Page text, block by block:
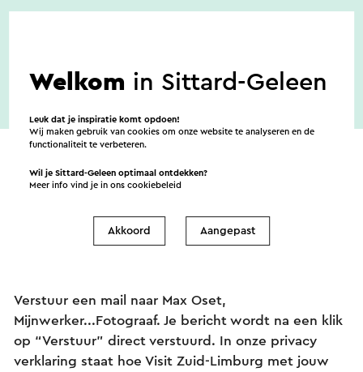
Verstuur een e-mail
Verstuur een mail naar Max Oset,
Mijnwerker...Fotograaf. Je bericht wordt na een klik
op “Verstuur” direct verstuurd. In onze privacy
verklaring staat hoe Visit Zuid-Limburg met jouw
Welkom in Sittard-Geleen
Leuk dat je inspiratie komt opdoen!
Wij maken gebruik van cookies om onze website te analyseren en de
functionaliteit te verbeteren.
Wil je Sittard-Geleen optimaal ontdekken?
Meer info vind je in onscookiebeleid
Akkoord Aangepast